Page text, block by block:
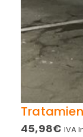
45,98€ IVA